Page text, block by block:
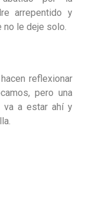
arrepentido y
no le deje solo.
reflexionar
pero una
va a estar ahí y